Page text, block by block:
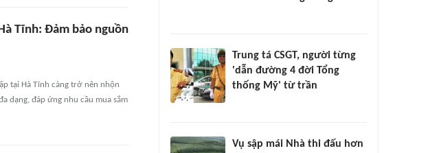
Tĩnh: Đảm bảo nguồn
tại Hà Tĩnh càng trở nên nhộn
dạng, đáp ứng nhu cầu mua sắm
Trung tá CSGT, người từng
'dẫn đường 4 đời Tổng
thống Mỹ' từ trần
Vụ sập mái Nhà thi đấu hơn